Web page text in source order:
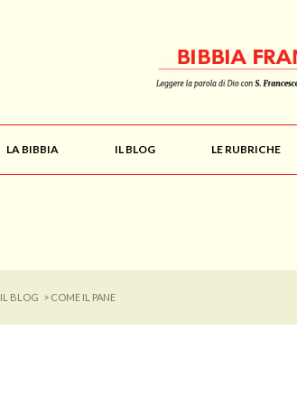
LA BIBBIA IL BLOG LE RUBRICHE
IL BLOG > COME IL PANE